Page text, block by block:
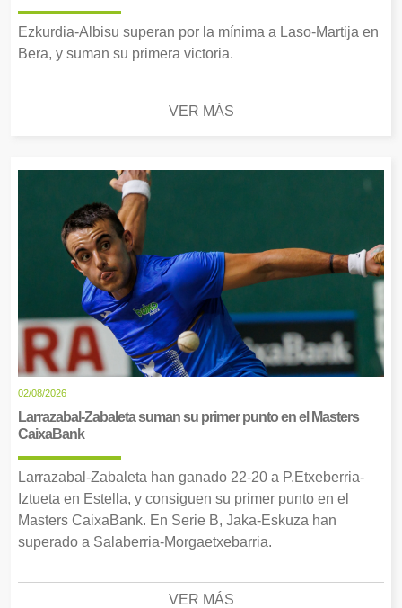
Ezkurdia-Albisu superan por la mínima a Laso-Martija en
Bera, y suman su primera victoria.
VER MÁS
02/08/2026
Larrazabal-Zabaleta suman su primer punto en el Masters
CaixaBank
Larrazabal-Zabaleta han ganado 22-20 a P.Etxeberria-
Iztueta en Estella, y consiguen su primer punto en el
Masters CaixaBank. En Serie B, Jaka-Eskuza han
superado a Salaberria-Morgaetxebarria.
VER MÁS